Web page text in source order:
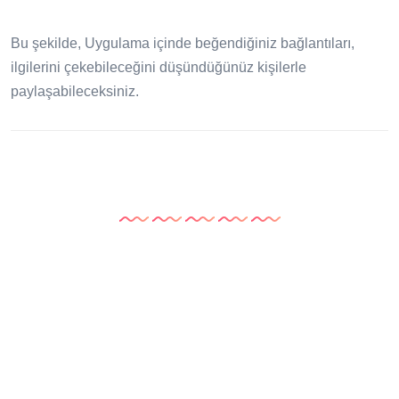
Bu şekilde, Uygulama içinde beğendiğiniz bağlantıları,
ilgilerini çekebileceğini düşündüğünüz kişilerle
paylaşabileceksiniz.